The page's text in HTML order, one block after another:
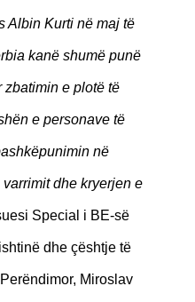
Albin Kurti në maj të
kanë shumë punë
zbatimin e plotë të
e personave të
në
dhe kryerjen e
Special i BE-së
dhe çështje të
Miroslav